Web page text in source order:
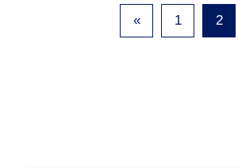
« 1 2